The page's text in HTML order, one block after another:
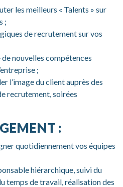
les meilleurs « Talents » sur
;
de recrutement sur vos
nouvelles compétences
;
l’image du client auprès des
recrutement, soirées
:
quotidiennement vos équipes
hiérarchique, suivi du
temps de travail, réalisation des